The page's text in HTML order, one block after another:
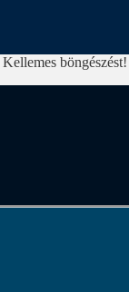
Kellemes